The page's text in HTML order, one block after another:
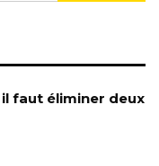
faut éliminer deux